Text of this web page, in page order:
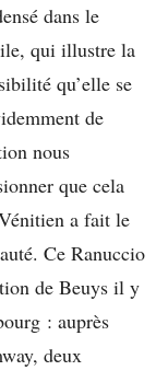
dans le
qui illustre la
qu’elle se
de
nous
que cela
a fait le
Ce Ranuccio
de Beuys il y
: auprès
deux